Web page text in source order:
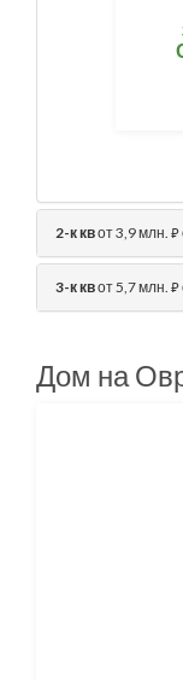
2-к квот 3,9 млн. ⃏
3-к квот 5,7 млн. ⃏
Дом на